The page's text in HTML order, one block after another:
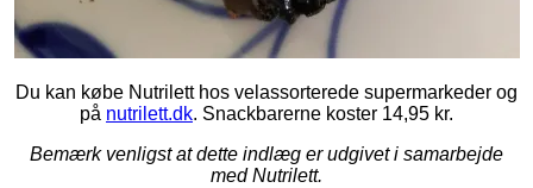
Du kan købe Nutrilett hos velassorterede supermarkeder og
på nutrilett.dk. Snackbarerne koster 14,95 kr.
Bemærk venligst at dette indlæg er udgivet i samarbejde
med Nutrilett.